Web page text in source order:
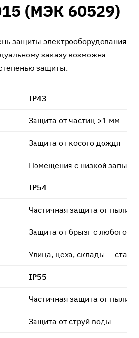
(МЭК 60529)
защиты электрооборудования
заказу возможна
защиты.
IP43
Защита от частиц >1 мм
Защита от косого дождя
Помещения с низкой
IP54
Частичная защита от пыли
Защита от брызг с любого
Улица, цеха, склады —
IP55
Частичная защита от пыли
Защита от струй воды